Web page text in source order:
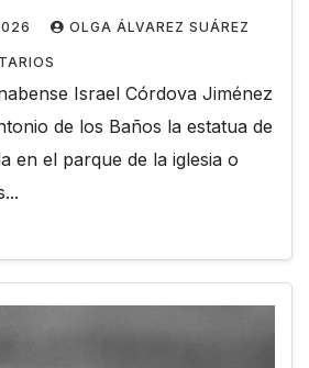
OLGA ÁLVAREZ SUÁREZ
Israel Córdova Jiménez
de los Baños la estatua de
en el parque de la iglesia o